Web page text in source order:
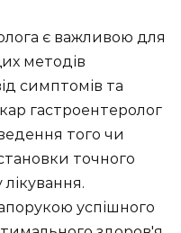
є важливою для
методів
симптомів та
гастроентеролог
того чи
точного
успішного